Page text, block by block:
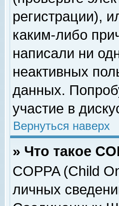
регистрации),
каким-либо
написали ни
неактивных
данных.
участие в
Вернуться наверх
» Что такое
COPPA (Child
личных